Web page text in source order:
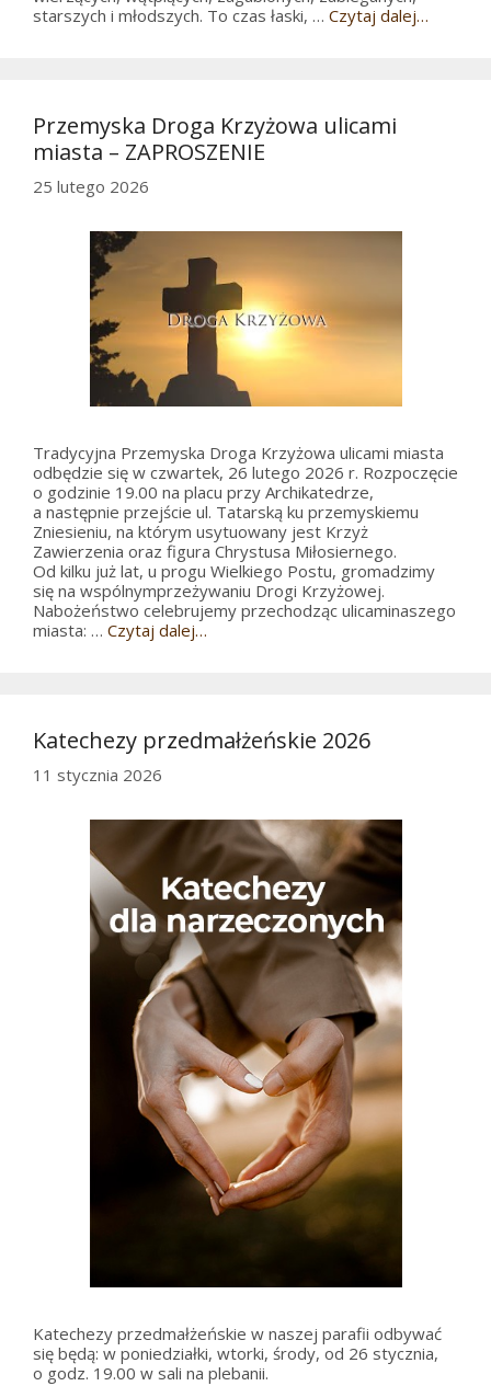
starszych i młodszych. To czas łaski, … Czytaj dalej…
Przemyska Droga Krzyżowa ulicami
miasta – ZAPROSZENIE
25 lutego 2026
Tradycyjna Przemyska Droga Krzyżowa ulicami miasta
odbędzie się w czwartek, 26 lutego 2026 r. Rozpoczęcie
o godzinie 19.00 na placu przy Archikatedrze,
a następnie przejście ul. Tatarską ku przemyskiemu
Zniesieniu, na którym usytuowany jest Krzyż
Zawierzenia oraz figura Chrystusa Miłosiernego.
Od kilku już lat, u progu Wielkiego Postu, gromadzimy
się na wspólnymprzeżywaniu Drogi Krzyżowej.
Nabożeństwo celebrujemy przechodząc ulicaminaszego
miasta: … Czytaj dalej…
Katechezy przedmałżeńskie 2026
11 stycznia 2026
Katechezy przedmałżeńskie w naszej parafii odbywać
się będą: w poniedziałki, wtorki, środy, od 26 stycznia,
o godz. 19.00 w sali na plebanii.